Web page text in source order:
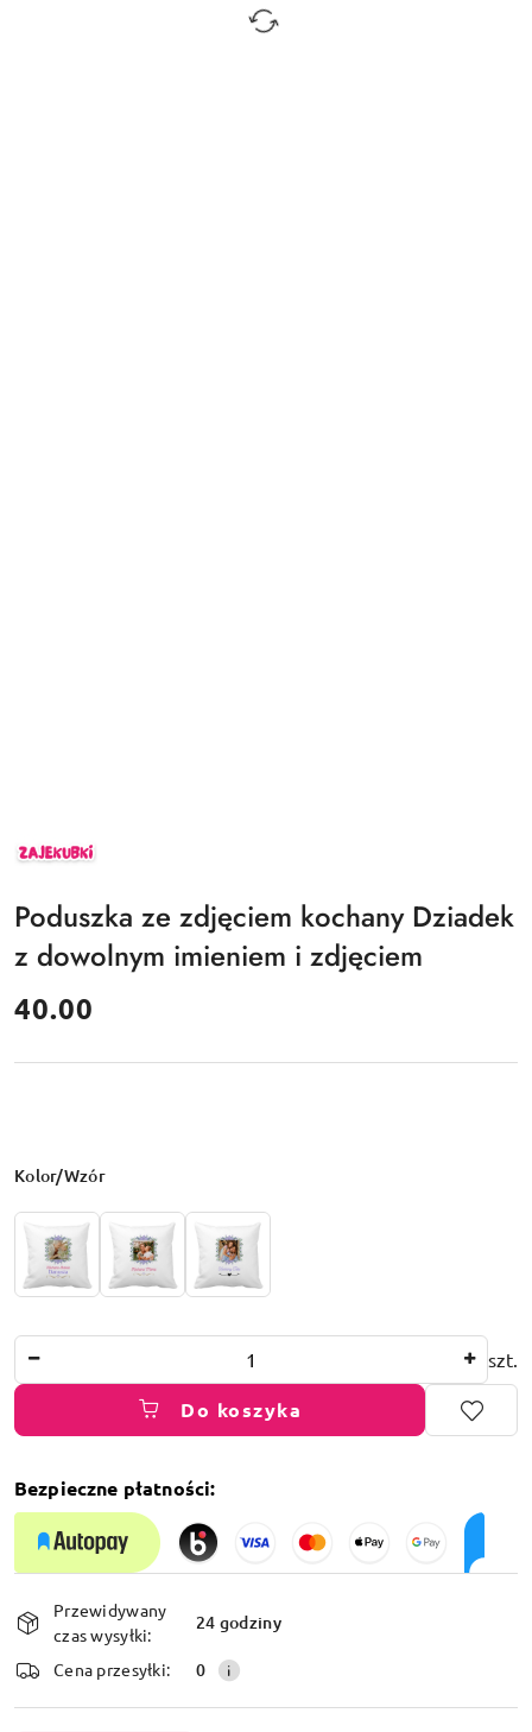
ZAJEKUBKI
Poduszka ze zdjęciem kochany Dziadek
z dowolnym imieniem i zdjęciem
cena:
40.00
Wariant
Kolor/Wzór
szt.
Do koszyka
Bezpieczne płatności:
Dostępność
i
dostawa
Przewidywany
czas wysyłki:
24 godziny
Cena przesyłki: 0